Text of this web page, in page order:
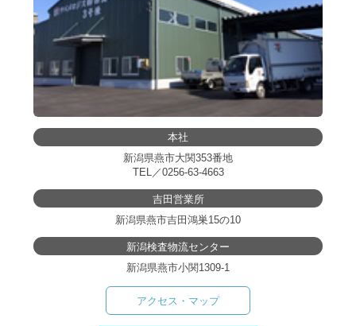
本社
新潟県燕市大関353番地
TEL／0256-63-4663
吉田営業所
新潟県燕市吉田鴻巣15の10
新潟検査物流センター
新潟県燕市小関1309-1
アクセス・マップ